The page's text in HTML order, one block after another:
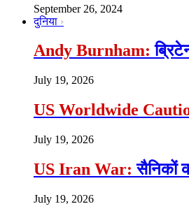
September 26, 2024
दुनिया
Andy Burnham:
July 19, 2026
US Worldwide
July 19, 2026
US Iran War: सैनिकों
July 19, 2026